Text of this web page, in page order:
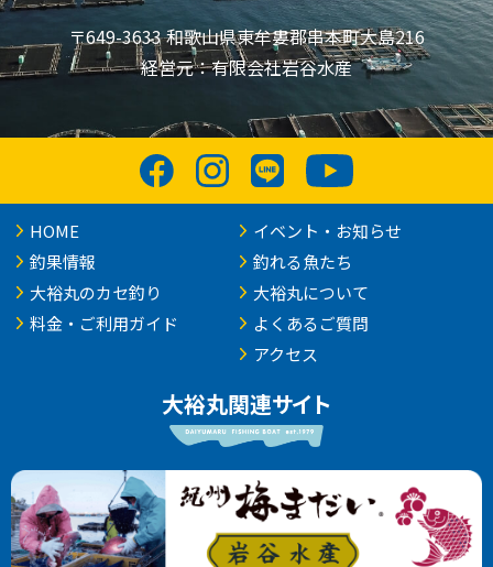
〒649-3633 和歌山県東牟婁郡串本町大島216
経営元：有限会社岩谷水産
大裕丸関連サイト
HOME
釣果情報
大裕丸のカセ釣り
料金・ご利用ガイド
イベント・お知らせ
釣れる魚たち
大裕丸について
よくあるご質問
アクセス